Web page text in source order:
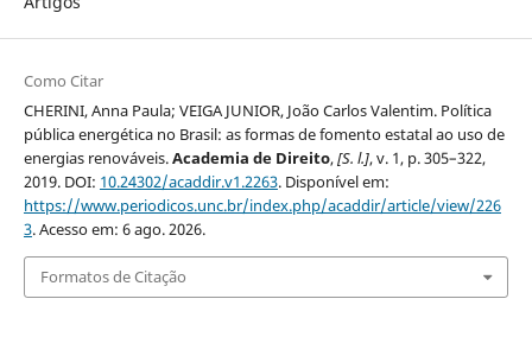
Como Citar
CHERINI, Anna Paula; VEIGA JUNIOR, João Carlos Valentim. Política
pública energética no Brasil: as formas de fomento estatal ao uso de
energias renováveis.Academia de Direito,[S. l.], v. 1, p. 305–322,
2019. DOI: 10.24302/acaddir.v1.2263. Disponível em:
https://www.periodicos.unc.br/index.php/acaddir/article/view/226
3. Acesso em: 6 ago. 2026.
Formatos de Citação